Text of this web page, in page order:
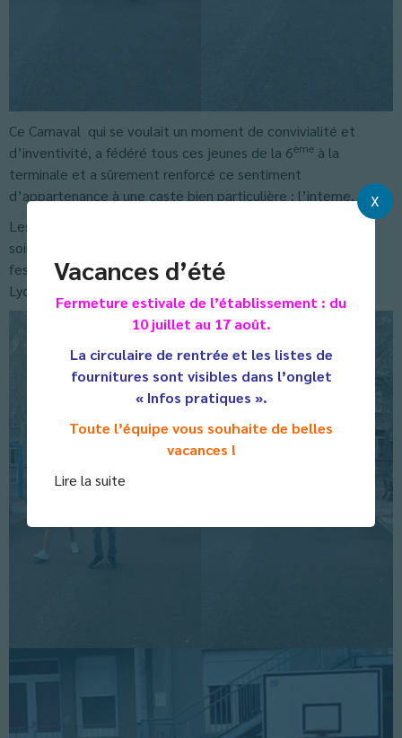
Vacances d’été
Fermeture estivale de l’établissement : du
10 juillet au 17 août.
La circulaire de rentrée et les listes de
fournitures sont visibles dans l’onglet
« Infos pratiques ».
Toute l’équipe vous souhaite de belles
vacances !
Lire la suite
X
Ce Carnaval qui se voulait un moment de convivialité et
d’inventivité, a fédéré tous ces jeunes de la 6ème à la
terminale et a sûrement renforcé ce sentiment
d’appartenance à une caste bien particulière : l’interne.
Les participants pouvaient arriver déguisés dès le repas du
soir, ils s’engageaient cependant à être raisonnables, les
festivités ne commençant qu’à 20 h00 dans la Maison des
Lycéens. Et ce fut mission accomplie !